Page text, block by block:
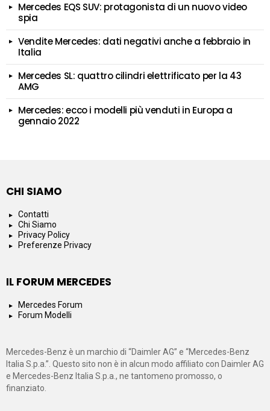
Mercedes EQS SUV: protagonista di un nuovo video
spia
Vendite Mercedes: dati negativi anche a febbraio in
Italia
Mercedes SL: quattro cilindri elettrificato per la 43
AMG
Mercedes: ecco i modelli più venduti in Europa a
gennaio 2022
CHI SIAMO
Contatti
Chi Siamo
Privacy Policy
Preferenze Privacy
IL FORUM MERCEDES
Mercedes Forum
Forum Modelli
Mercedes-Benz è un marchio di “Daimler AG” e “Mercedes-Benz
Italia S.p.a.”. Questo sito non è in alcun modo affiliato con Daimler AG
e Mercedes-Benz Italia S.p.a., ne tantomeno promosso, o
finanziato.